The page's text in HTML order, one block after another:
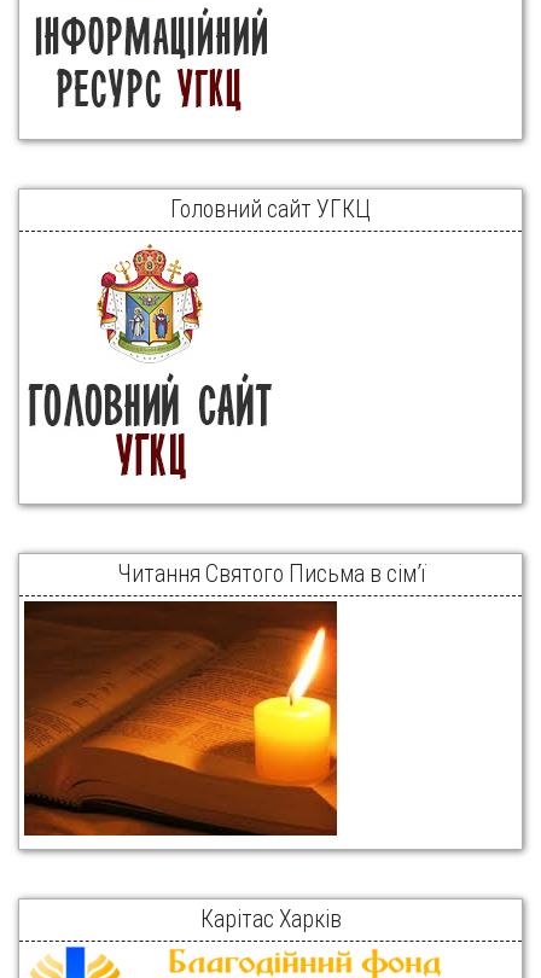
Головний сайт УГКЦ
Читання Святого Письма в сім’ї
Карітас Харків